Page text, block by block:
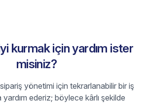
kurmak için yardım ister
misiniz?
yönetimi için tekrarlanabilir bir iş
yardım ederiz; böylece kârlı şekilde